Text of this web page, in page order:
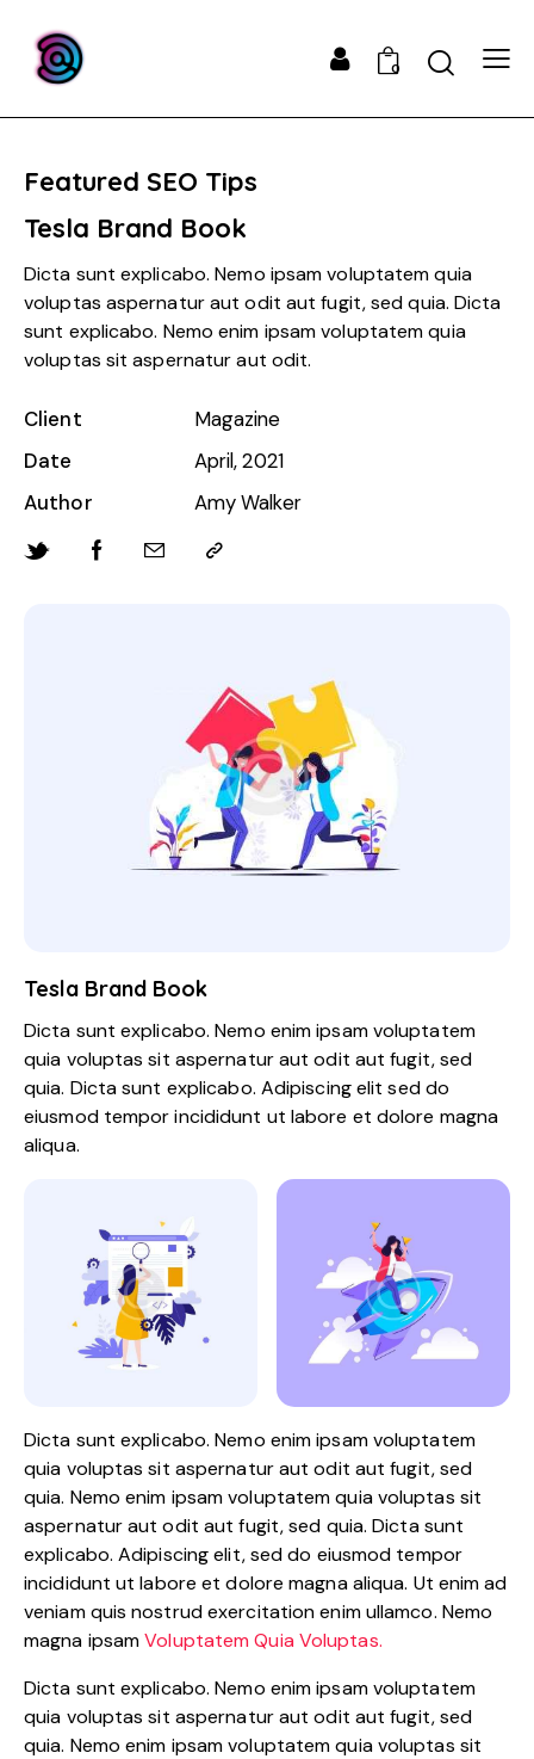
0
Featured SEO Tips
Tesla Brand Book
Dicta sunt explicabo. Nemo ipsam voluptatem quia
voluptas aspernatur aut odit aut fugit, sed quia. Dicta
sunt explicabo. Nemo enim ipsam voluptatem quia
voluptas sit aspernatur aut odit.
Client
Magazine
Date
April, 2021
Author
Amy Walker
Tesla Brand Book
Dicta sunt explicabo. Nemo enim ipsam voluptatem
quia voluptas sit aspernatur aut odit aut fugit, sed
quia. Dicta sunt explicabo. Adipiscing elit sed do
eiusmod tempor incididunt ut labore et dolore magna
aliqua.
Dicta sunt explicabo. Nemo enim ipsam voluptatem
quia voluptas sit aspernatur aut odit aut fugit, sed
quia. Nemo enim ipsam voluptatem quia voluptas sit
aspernatur aut odit aut fugit, sed quia. Dicta sunt
explicabo. Adipiscing elit, sed do eiusmod tempor
incididunt ut labore et dolore magna aliqua. Ut enim ad
veniam quis nostrud exercitation enim ullamco. Nemo
magna ipsamVoluptatem Quia Voluptas.
Dicta sunt explicabo. Nemo enim ipsam voluptatem
quia voluptas sit aspernatur aut odit aut fugit, sed
quia. Nemo enim ipsam voluptatem quia voluptas sit